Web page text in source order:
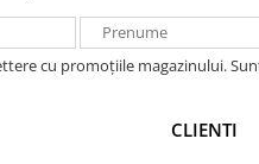
cu promoțiile magazinului.
CLIENTI